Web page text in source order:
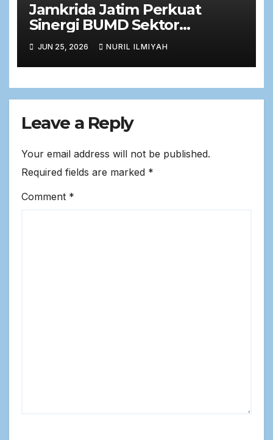
Jamkrida Jatim Perkuat
Sinergi BUMD Sektor
Keuangan dalam Rapat Kerja
Bersama Komisi C DPRD Jawa
Timur
JUN 25, 2026 NURIL ILMIYAH
Leave a Reply
Your email address will not be published.
Required fields are marked *
Comment *